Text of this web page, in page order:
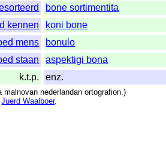
bone sortimentita
kennen
koni bone
mens
bonulo
staan
aspektigi bona
k.t.p.
enz.
malnovan nederlandan ortografion.)
Juerd Waalboer.